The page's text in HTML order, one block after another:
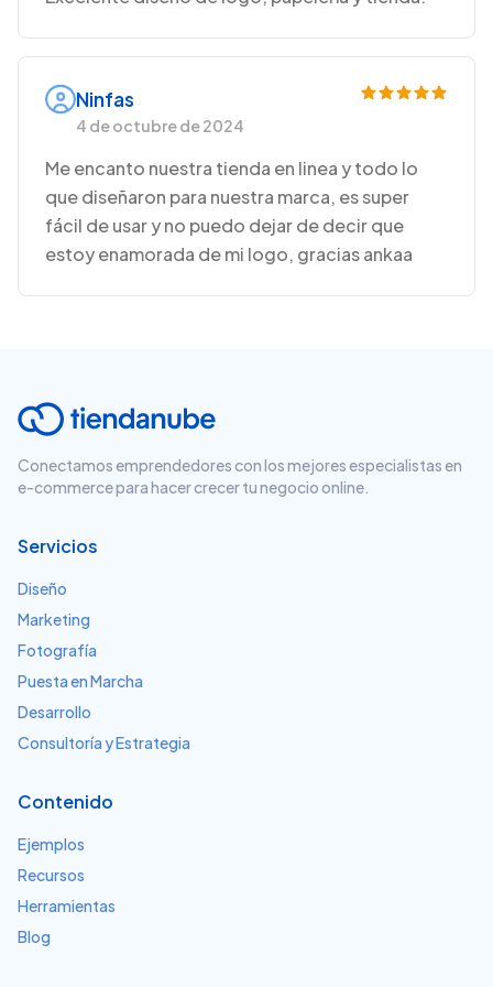
Ninfas
4 de octubre de 2024
Me encanto nuestra tienda en linea y todo lo
que diseñaron para nuestra marca, es super
fácil de usar y no puedo dejar de decir que
estoy enamorada de mi logo, gracias ankaa
Conectamos emprendedores con los mejores especialistas en
e-commerce para hacer crecer tu negocio online.
Servicios
Diseño
Marketing
Fotografía
Puesta en Marcha
Desarrollo
Consultoría y Estrategia
Contenido
Ejemplos
Recursos
Herramientas
Blog